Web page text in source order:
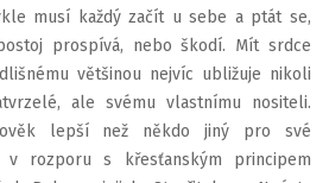
musí každý začít u sebe a ptát se,
prospívá, nebo škodí. Mít srdce
většinou nejvíc ubližuje nikoli
ale svému vlastnímu nositeli.
lepší než někdo jiný pro své
v rozporu s křesťanským principem